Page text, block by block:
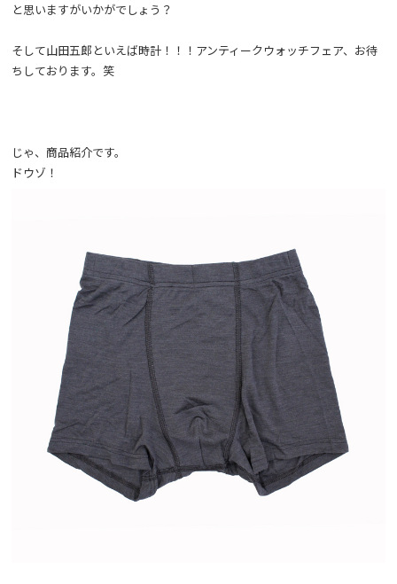
と思いますがいかがでしょう？
そして山田五郎といえば時計！！！アンティークウォッチフェア、お待
ちしております。笑
じゃ、商品紹介です。
ドウゾ！